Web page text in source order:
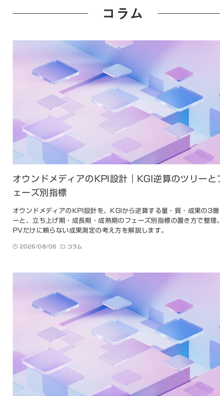
コラム
オウンドメディアのKPI設計｜KGI逆算のツリーと
ェーズ別指標
オウンドメディアのKPI設計を、KGIから逆算する量・質・成果の3
ーと、立ち上げ期・成長期・成熟期のフェーズ別指標の置き方で整理
PVだけに頼らない成果測定の考え方を解説します。
2026/08/06 コラム